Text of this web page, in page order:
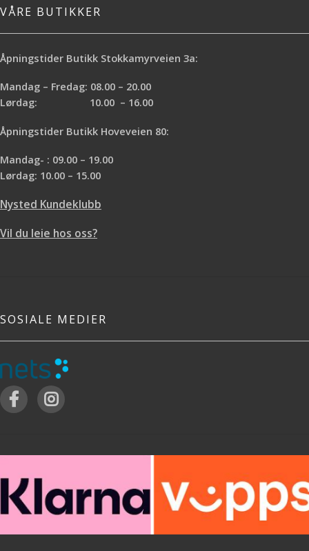
VÅRE BUTIKKER
Åpningstider Butikk Stokkamyrveien 3a:
Mandag – Fredag: 08.00 – 20.00
Lørdag: 10.00 – 16.00
Åpningstider Butikk Hoveveien 80:
Mandag- : 09.00 – 19.00
Lørdag: 10.00 – 15.00
Nysted Kundeklubb
Vil du leie hos oss?
SOSIALE MEDIER